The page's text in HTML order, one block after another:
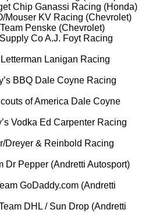
Chip Ganassi Racing (Honda)
Mouser KV Racing (Chevrolet)
Penske (Chevrolet)
Co A.J. Foyt Racing
Lanigan Racing
BBQ Dale Coyne Racing
of America Dale Coyne
Vodka Ed Carpenter Racing
Dreyer & Reinbold Racing
Dr Pepper (Andretti Autosport)
GoDaddy.com (Andretti
DHL / Sun Drop (Andretti